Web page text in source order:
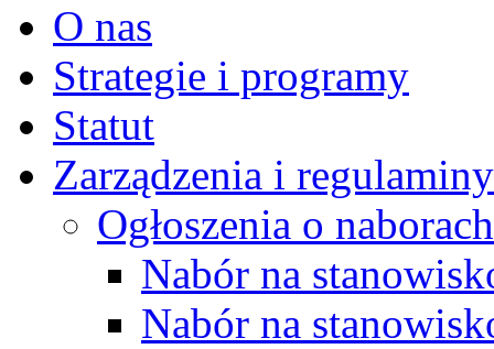
O nas
Strategie i programy
Statut
Zarządzenia i regulaminy
Ogłoszenia o naborach
Nabór na
Nabór na